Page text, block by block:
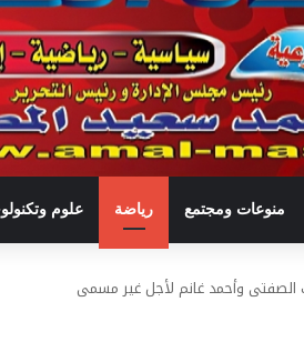
منوعات ومجتمع رياضة علوم
الصفتى وأحمد غانم لأجل غير مسمى